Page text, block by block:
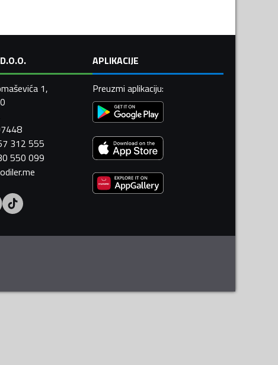
1,
312 555
550 099
APLIKACIJE
Preuzmi aplikaciju: